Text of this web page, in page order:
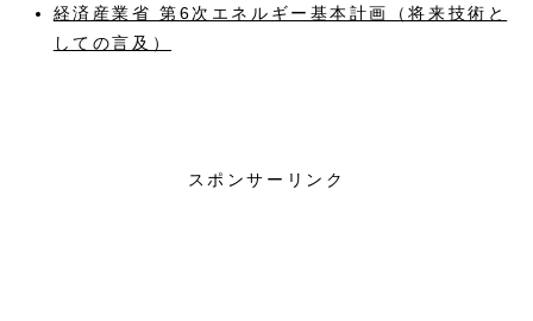
経済産業省 第6次エネルギー基本計画（将来技術と
しての言及）
スポンサーリンク